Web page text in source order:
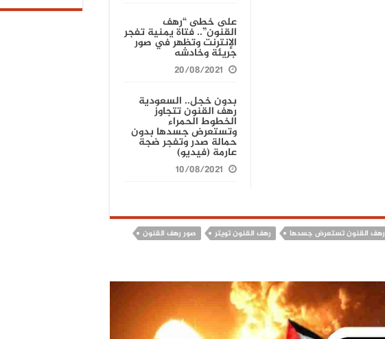
على خطى “رهف
القنون”.. فتاة يمنية تفجر
الإنترنت وتظهر في صور
جريئة وخادشه
20/08/2021
بدون خجل.. السعودية
رهف القنون تتجاوز
الخطوط الحمراء
وتستعرض جسدها بدون
حمالة صدر وتفجر ضجة
عارمة (فيديو)
10/08/2021
رهف القنون تستعرض جسدها رهف القنون تويتر
صور رهف القنون